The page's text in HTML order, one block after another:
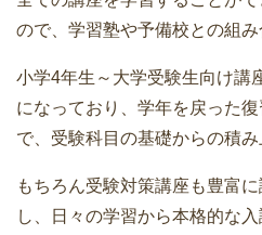
ので、学習塾や予備校との組み
小学4年生～大学受験生向け講
になっており、学年を戻った
で、受験科目の基礎からの積み
もちろん受験対策講座も豊富
し、日々の学習から本格的な